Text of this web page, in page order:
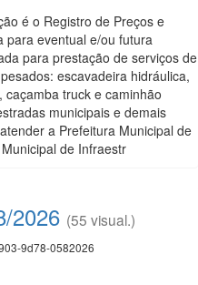
é o Registro de Preços e
para eventual e/ou futura
para prestação de serviços de
escavadeira hidráulica,
truck e caminhão
municipais e demais
a Prefeitura Municipal de
de Infraestr
2026 (55 visual.)
9d78-0582026